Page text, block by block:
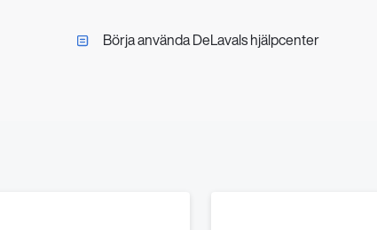
Börja använda DeLavals hjälpcenter